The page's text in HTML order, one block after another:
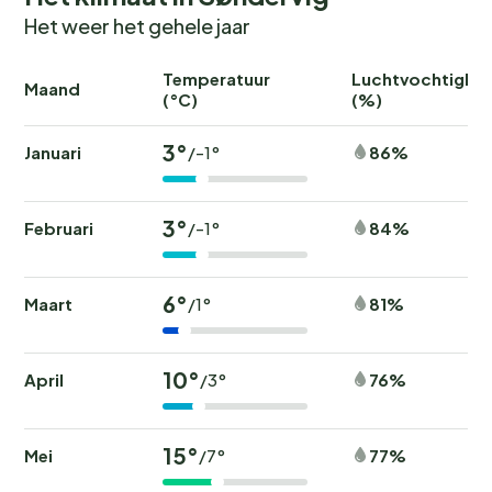
Het weer het gehele jaar
Maand
Temperatuur
(°C)
(%)
Januari 3°/-1° 86%
Februari 3°/-1° 84%
Maart 6°/1° 81%
April 10°/3° 76%
Mei 15°/7° 77%